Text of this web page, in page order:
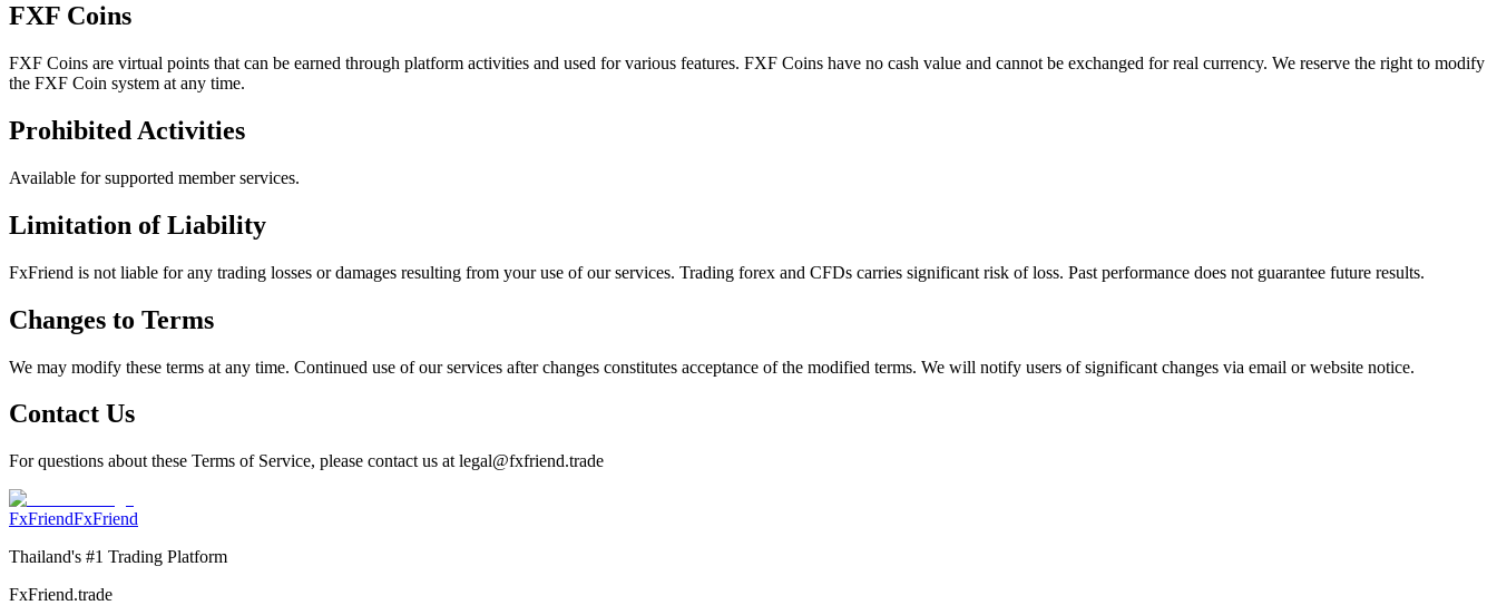
FXF Coins
FXF Coins are virtual points that can be earned through platform activities and used for various features. FXF Coins have no cash value and cannot be exchanged for real currency. We reserve the right to modify
the FXF Coin system at any time.
Prohibited Activities
Available for supported member services.
Limitation of Liability
FxFriend is not liable for any trading losses or damages resulting from your use of our services. Trading forex and CFDs carries significant risk of loss. Past performance does not guarantee future results.
Changes to Terms
We may modify these terms at any time. Continued use of our services after changes constitutes acceptance of the modified terms. We will notify users of significant changes via email or website notice.
Contact Us
For questions about these Terms of Service, please contact us at legal@fxfriend.trade
FxFriendFxFriend
Thailand's #1 Trading Platform
FxFriend.trade